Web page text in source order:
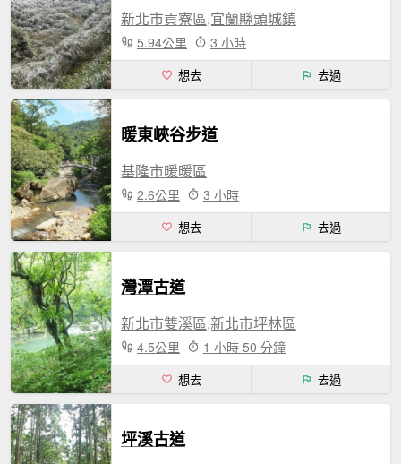
新北市貢寮區,宜蘭縣頭城鎮
5.94公里 3 小時
想去 去過
暖東峽谷步道
基隆市暖暖區
2.6公里 3 小時
想去 去過
灣潭古道
新北市雙溪區,新北市坪林區
4.5公里 1 小時 50 分鐘
想去 去過
坪溪古道